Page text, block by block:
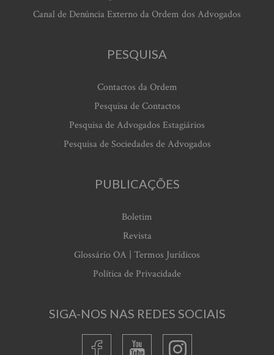
Canal de Denúncia Externo da Ordem dos Advogados
PESQUISA
Contactos da Ordem
Pesquisa de Contactos
Pesquisa de Advogados Estagiários
Pesquisa de Sociedades de Advogados
PUBLICAÇÕES
Boletim
Revista
Glossário OA | Termos Jurídicos
Política de Privacidade
SIGA-NOS NAS REDES SOCIAIS